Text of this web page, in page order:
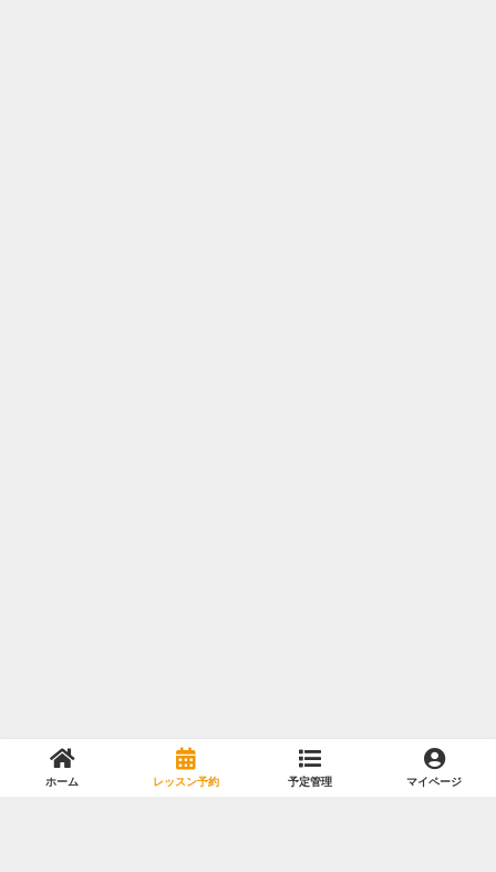
ホーム レッスン予約 予定管理 マイページ